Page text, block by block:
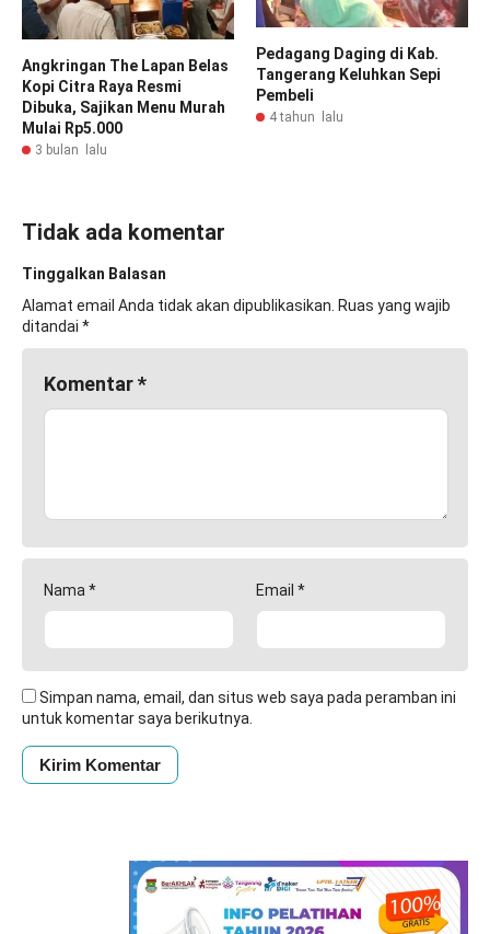
Angkringan The Lapan Belas
Kopi Citra Raya Resmi
Dibuka, Sajikan Menu Murah
Mulai Rp5.000
3 bulan lalu
Pedagang Daging di Kab.
Tangerang Keluhkan Sepi
Pembeli
4 tahun lalu
Tidak ada komentar
Tinggalkan Balasan
Alamat email Anda tidak akan dipublikasikan. Ruas yang wajib
ditandai *
Komentar*
Nama* Email *
Simpan nama, email, dan situs web saya pada peramban ini
untuk komentar saya berikutnya.